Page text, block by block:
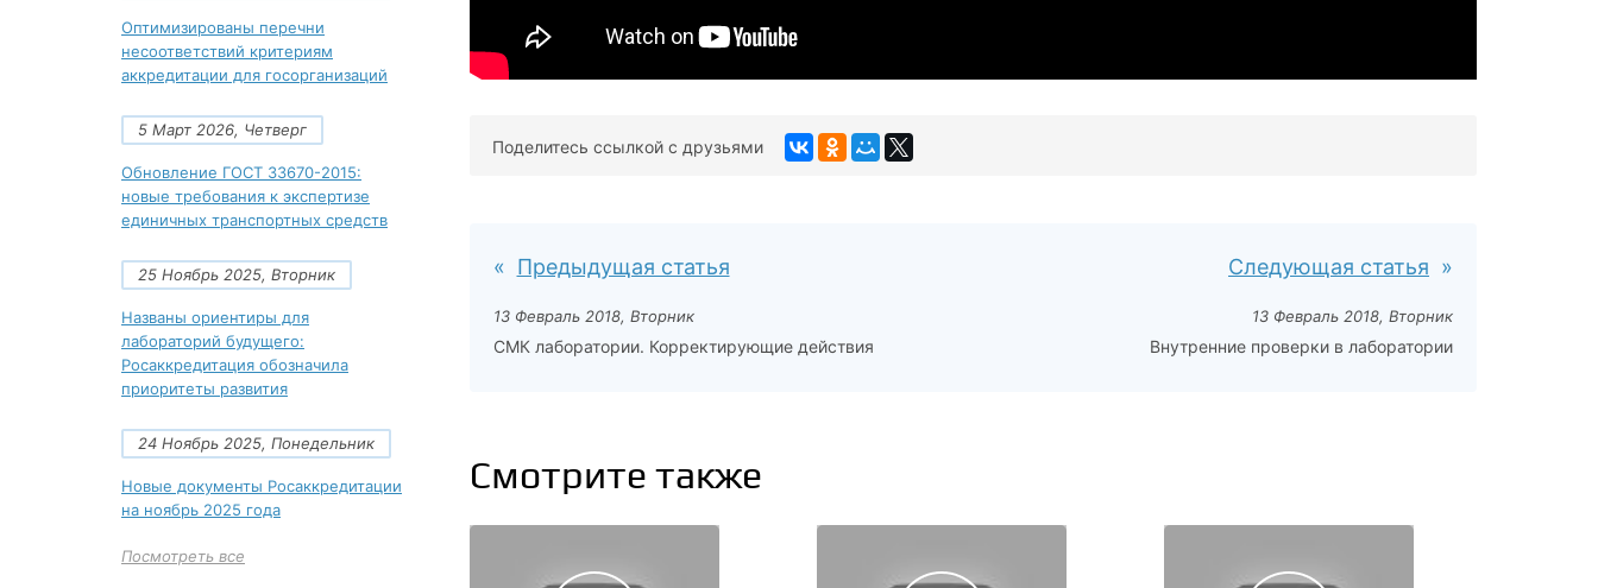
Оптимизированы перечни
несоответствий критериям
аккредитации для госорганизаций
5 Март 2026, Четверг
Обновление ГОСТ 33670-2015:
новые требования к экспертизе
единичных транспортных средств
25 Ноябрь 2025, Вторник
Названы ориентиры для
лабораторий будущего:
Росаккредитация обозначила
приоритеты развития
24 Ноябрь 2025, Понедельник
Новые документы Росаккредитации
на ноябрь 2025 года
Посмотреть все
Поделитесь ссылкой с друзьями
Предыдущая статья
13 Февраль 2018, Вторник
СМК лаборатории. Корректирующие действия
Следующая статья
13 Февраль 2018, Вторник
Внутренние проверки в лаборатории
Смотрите также